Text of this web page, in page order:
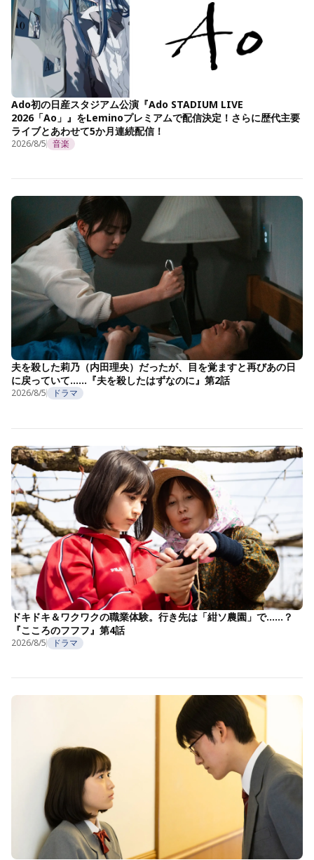
Ado初の日産スタジアム公演『Ado STADIUM LIVE
2026「Ao」』をLeminoプレミアムで配信決定！さらに歴代主要
ライブとあわせて5か月連続配信！
2026/8/5 音楽
夫を殺した莉乃（内田理央）だったが、目を覚ますと再びあの日
に戻っていて……『夫を殺したはずなのに』第2話
2026/8/5 ドラマ
ドキドキ＆ワクワクの職業体験。行き先は「紺ソ農園」で……？
『こころのフフフ』第4話
2026/8/5 ドラマ